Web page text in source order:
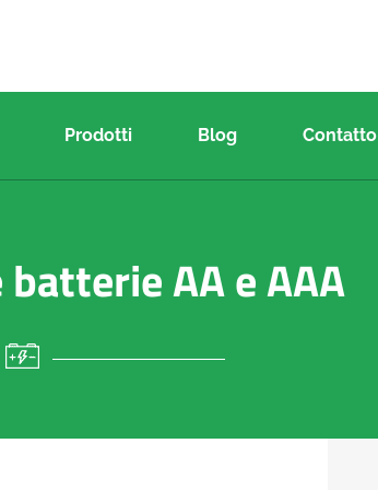
Prodotti Blog Contatto
AA e AAA